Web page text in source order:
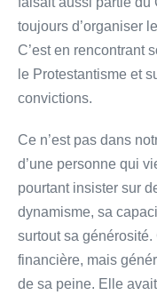
toujours d’organiser
C’est en rencontrant
le Protestantisme et
convictions.
Ce n’est pas dans
d’une personne qui
pourtant insister sur
dynamisme, sa
surtout sa
financière, mais
de sa peine. Elle